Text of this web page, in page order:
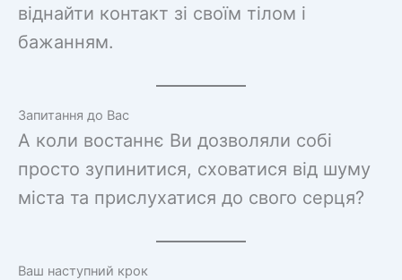
віднайти контакт зі своїм тілом і
бажанням.
Запитання до Вас
А коли востаннє Ви дозволяли собі
просто зупинитися, сховатися від шуму
міста та прислухатися до свого серця?
Ваш наступний крок